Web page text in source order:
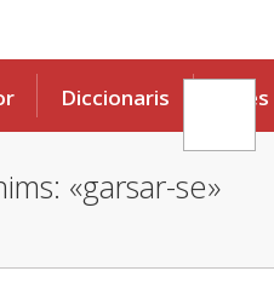
Diccionaris Eines
«garsar-se»